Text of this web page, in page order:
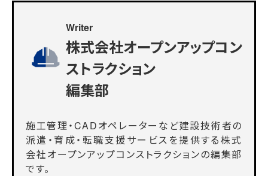
Writer
株式会社オープンアップコン
ストラクション
編集部
施工管理・CADオペレーターなど建設技術者の
派遣・育成・転職支援サービスを提供する株式
会社オープンアップコンストラクションの編集部
です。